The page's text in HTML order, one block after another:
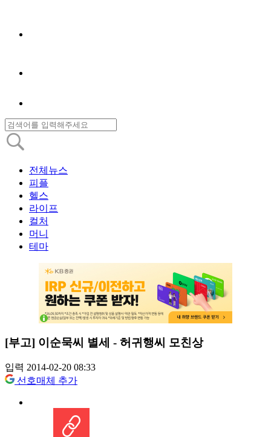
전체뉴스
피플
헬스
라이프
컬처
머니
테마
[부고] 이순묵씨 별세 - 허귀행씨 모친상
입력 2014-02-20 08:33
선호매체 추가